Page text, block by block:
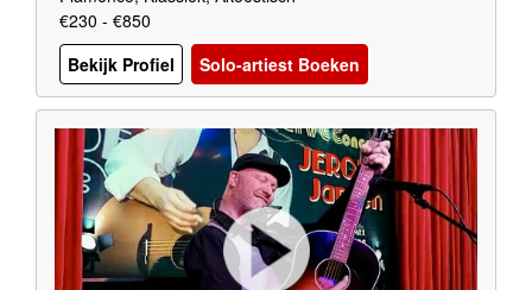
€230 - €850
Bekijk Profiel
Solo-artiest Boeken